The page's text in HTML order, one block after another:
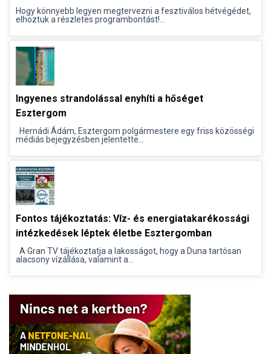
Hogy könnyebb legyen megtervezni a fesztiválos hétvégédet,
elhoztuk a részletes programbontást!...
Ingyenes strandolással enyhíti a hőséget
Esztergom
Hernádi Ádám, Esztergom polgármestere egy friss közösségi
médiás bejegyzésben jelentette...
Fontos tájékoztatás: Víz- és energiatakarékossági
intézkedések léptek életbe Esztergomban
A Gran TV tájékoztatja a lakosságot, hogy a Duna tartósan
alacsony vízállása, valamint a...